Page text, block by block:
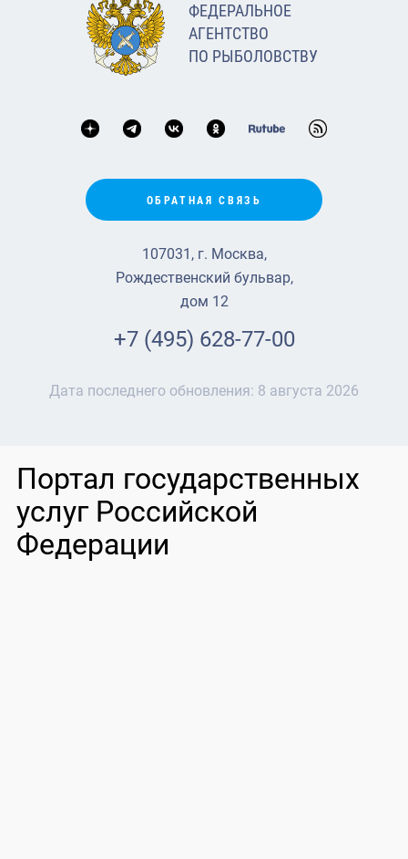
ФЕДЕРАЛЬНОЕ
АГЕНТСТВО
ПО РЫБОЛОВСТВУ
ОБРАТНАЯ СВЯЗЬ
107031, г. Москва,
Рождественский бульвар,
дом 12
+7 (495) 628-77-00
Дата последнего обновления: 8 августа 2026
Портал государственных
услуг Российской
Федерации